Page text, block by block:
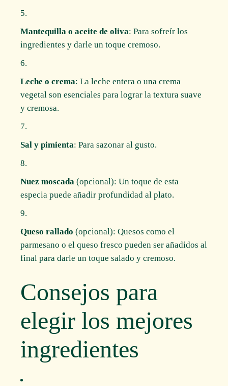
Mantequilla o aceite de oliva: Para sofreír los
ingredientes y darle un toque cremoso.
Leche o crema: La leche entera o una crema
vegetal son esenciales para lograr la textura suave
y cremosa.
Sal y pimienta: Para sazonar al gusto.
Nuez moscada (opcional): Un toque de esta
especia puede añadir profundidad al plato.
Queso rallado (opcional): Quesos como el
parmesano o el queso fresco pueden ser añadidos al
final para darle un toque salado y cremoso.
Consejos para
elegir los mejores
ingredientes